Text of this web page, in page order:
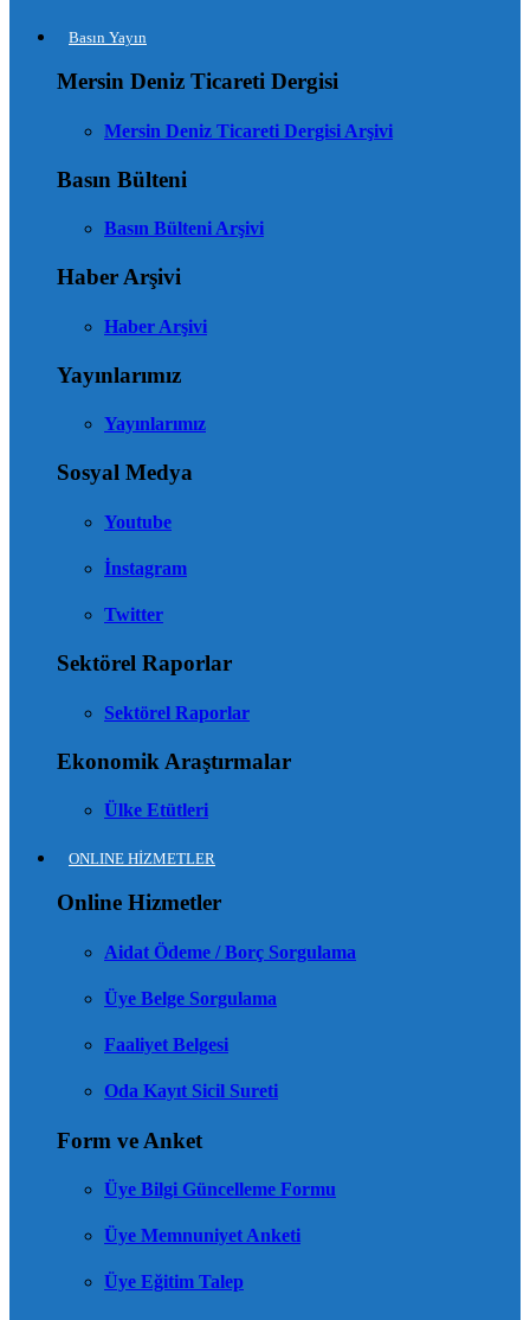
Basın Yayın
Mersin Deniz Ticareti Dergisi
Mersin Deniz Ticareti Dergisi Arşivi
Basın Bülteni
Basın Bülteni Arşivi
Haber Arşivi
Haber Arşivi
Yayınlarımız
Yayınlarımız
Sosyal Medya
Youtube
İnstagram
Twitter
Sektörel Raporlar
Sektörel Raporlar
Ekonomik Araştırmalar
Ülke Etütleri
ONLINE HİZMETLER
Online Hizmetler
Aidat Ödeme / Borç Sorgulama
Üye Belge Sorgulama
Faaliyet Belgesi
Oda Kayıt Sicil Sureti
Form ve Anket
Üye Bilgi Güncelleme Formu
Üye Memnuniyet Anketi
Üye Eğitim Talep